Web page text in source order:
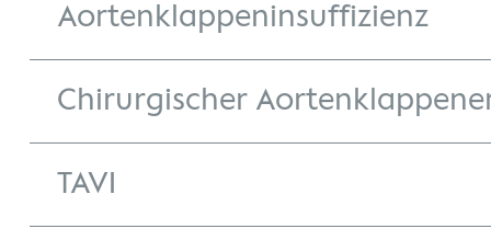
Aortenklappeninsuffizienz
Chirurgischer
TAVI